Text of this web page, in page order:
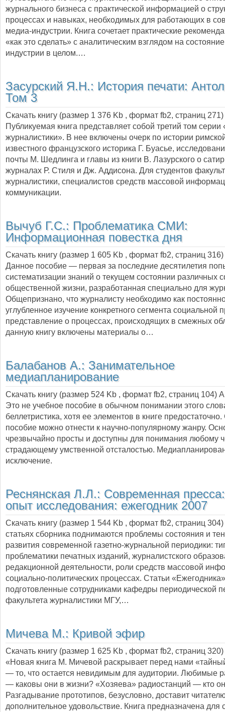
журнального бизнеса с практической информацией о
процессах и навыках, необходимых для работающих в
медиа-индустрии. Книга сочетает практические
«как это сделать» с аналитическим взглядом на
индустрии в целом.…
Засурский Я.Н.: История печати:
Том 3
Скачать книгу (размер 1 376 Kb , формат fb2, страниц 271
Публикуемая книга представляет собой третий том серии
журналистики». В нее включены очерк по истории
известного французского историка Г. Буасье,
почты М. Шедлинга и главы из книги В. Лазурского о
журналах Р. Стиля и Дж. Аддисона. Для студентов
журналистики, специалистов средств массовой
коммуникации.
Вычуб Г.С.: Проблематика СМИ:
Информационная повестка дня
Скачать книгу (размер 1 605 Kb , формат fb2, страниц 316
Данное пособие — первая за последние десятилетия
систематизации знаний о текущем состоянии различных
общественной жизни, разработанная специально для
Общепризнано, что журналисту необходимо как
углубленное изучение конкретного сегмента социальной
представление о процессах, происходящих в смежных
данную книгу включены материалы о…
Балабанов А.: Занимательное
медиапланирование
Скачать книгу (размер 524 Kb , формат fb2, страниц 104)
Это не учебное пособие в обычном понимании этого
беллетристика, хотя ее элементов в книге
пособие можно отнести к научно-популярному жанру.
чрезвычайно просты и доступны для понимания любому
страдающему умственной отсталостью.
исключение.
Реснянская Л.Л.: Современная
опыт исследования: ежегодник 2007
Скачать книгу (размер 1 544 Kb , формат fb2, страниц 304
статьях сборника поднимаются проблемы состояния и
развития современной газетно-журнальной периодики:
проблематики печатных изданий, журналистского
редакционной деятельности, роли средств массовой
социально-политических процессах. Статьи
подготовленные сотрудниками кафедры периодической
факультета журналистики МГУ,…
Мичева М.: Кривой эфир
Скачать книгу (размер 1 625 Kb , формат fb2, страниц 320
«Новая книга М. Мичевой раскрывает перед нами
— то, что остается невидимым для аудитории. Любимые
— каковы они в жизни? «Хозяева» радиостанций — кто
Разгадывание прототипов, безусловно, доставит
дополнительное удовольствие. Книга предназначена для